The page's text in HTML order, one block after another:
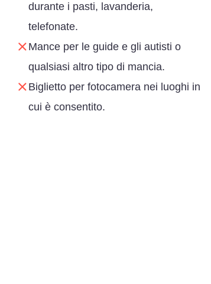
durante i pasti, lavanderia,
telefonate.
Mance per le guide e gli autisti o
qualsiasi altro tipo di mancia.
Biglietto per fotocamera nei luoghi in
cui è consentito.